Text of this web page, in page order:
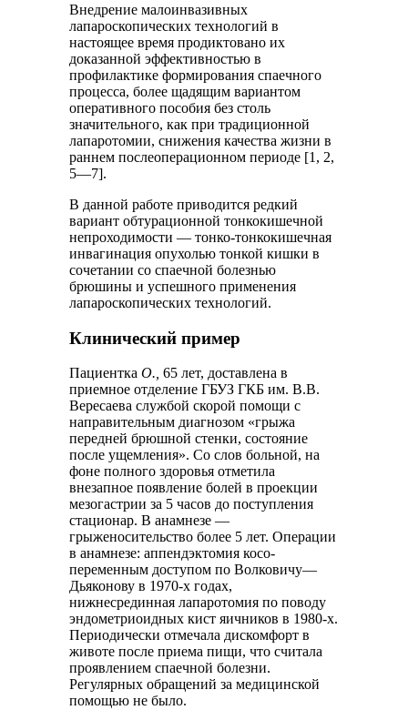
Внедрение малоинвазивных
лапароскопических технологий в
настоящее время продиктовано их
доказанной эффективностью в
профилактике формирования спаечного
процесса, более щадящим вариантом
оперативного пособия без столь
значительного, как при традиционной
лапаротомии, снижения качества жизни в
раннем послеоперационном периоде [1, 2,
5—7].
В данной работе приводится редкий
вариант обтурационной тонкокишечной
непроходимости — тонко-тонкокишечная
инвагинация опухолью тонкой кишки в
сочетании со спаечной болезнью
брюшины и успешного применения
лапароскопических технологий.
Клинический пример
Пациентка О., 65 лет, доставлена в
приемное отделение ГБУЗ ГКБ им. В.В.
Вересаева службой скорой помощи с
направительным диагнозом «грыжа
передней брюшной стенки, состояние
после ущемления». Со слов больной, на
фоне полного здоровья отметила
внезапное появление болей в проекции
мезогастрии за 5 часов до поступления
стационар. В анамнезе —
грыженосительство более 5 лет. Операции
в анамнезе: аппендэктомия косо-
переменным доступом по Волковичу—
Дьяконову в 1970-х годах,
нижнесрединная лапаротомия по поводу
эндометриоидных кист яичников в 1980-х.
Периодически отмечала дискомфорт в
животе после приема пищи, что считала
проявлением спаечной болезни.
Регулярных обращений за медицинской
помощью не было.